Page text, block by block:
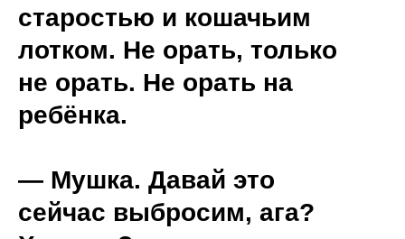
старостью и кошачьим
лотком. Не орать, только
не орать. Не орать на
ребёнка.
— Мушка. Давай это
сейчас выбросим, ага?